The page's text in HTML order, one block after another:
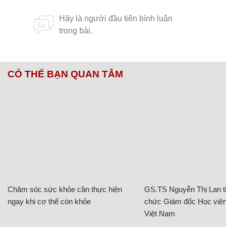
CÓ THỂ BẠN QUAN TÂM
Chăm sóc sức khỏe cần thực hiện
ngay khi cơ thể còn khỏe
GS.TS Nguyễn Thị Lan
chức Giám đốc Học
Việt Nam